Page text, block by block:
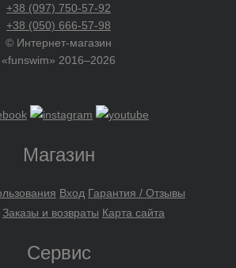
+38 (097) 750-57-92
+38 (050) 666-57-98
© Интернет-магазин
«funswim» 2016–2026
Магазин
Вход Гарантия / Отзывы
Заказы и возвраты Карта сайта
Сервис